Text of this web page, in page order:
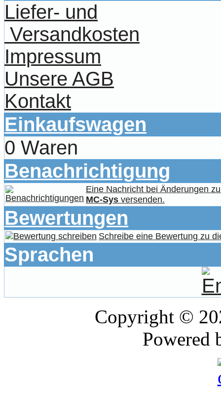
Liefer- und
Versandkosten
Impressum
Unsere AGB
Kontakt
Einkaufswagen
0 Waren
Benachrichtigung
Eine Nachricht bei Änderungen
MC-Sys versenden.
Bewertungen
Schreibe eine Bewertung zu
Sprachen
Copyright ©
Powered